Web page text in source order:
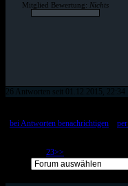
Mitglied Bewertung: Nichts
26 Antworten seit 01.12.2015, 22:34
bei Antworten benachrichtigen::
23>>